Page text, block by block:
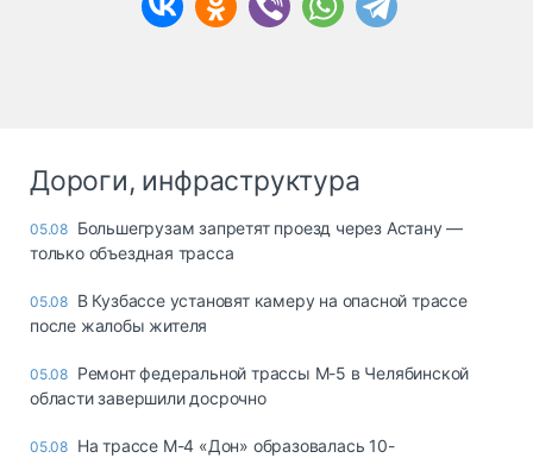
Дороги, инфраструктура
05.08 Большегрузам запретят проезд через Астану —
только объездная трасса
05.08 В Кузбассе установят камеру на опасной трассе
после жалобы жителя
05.08 Ремонт федеральной трассы М-5 в Челябинской
области завершили досрочно
05.08 На трассе М-4 «Дон» образовалась 10-